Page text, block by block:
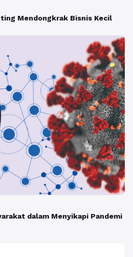
Mendongkrak Bisnis Kecil
dalam Menyikapi Pandemi